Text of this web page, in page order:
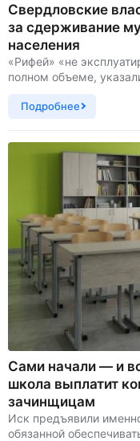
Свердловские
за сдерживание
населения
«Рифей» «не
полном объеме,
Подробнее
Сами начали — и
школа выплатит
зачинщицам
Иск предъявили
обязанной